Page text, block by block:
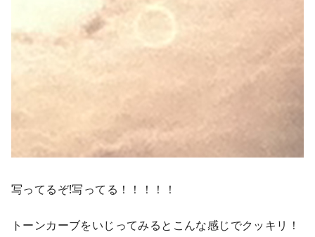
写ってるぞ!写ってる！！！！！
トーンカーブをいじってみるとこんな感じでクッキリ！